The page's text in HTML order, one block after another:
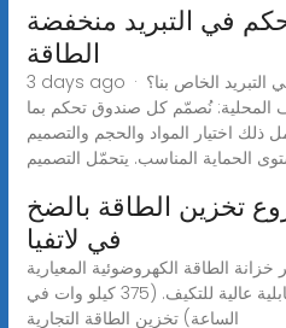
في التبريد منخفضة
الطاقة
3 days ago · لماذا اختارت لاتفيا نظام التحكم في التبريد الخاص بنا؟
المحلية: نُصمّم كل صندوق تحكم بما
ذلك اختيار المواد والحجم والتصميم
الحماية المناسب. يتحمّل التصميم
تخزين الطاقة بالضخ
في لاتفيا
خزانة الطاقة الكهروضوئية المعيارية
وظائف متعددة وإدارة ذكية وقابلية عالية للتكيف. (375 كيلو وات في
الساعة) تخزين الطاقة التجارية